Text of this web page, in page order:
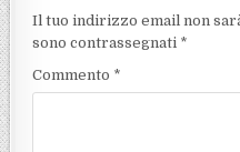
Il tuo indirizzo email non
sono contrassegnati *
Commento *